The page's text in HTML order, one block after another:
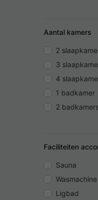
Aantal kamers
2
3
4
1 badkamer
2
Faciliteiten
Sauna
Wasmachine
Ligbad